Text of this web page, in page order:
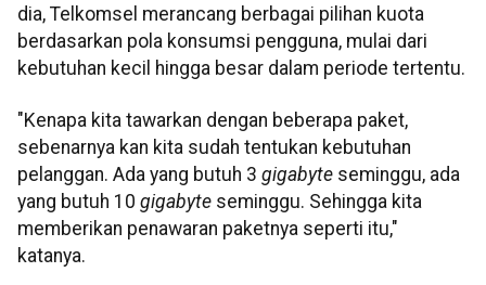
dia, Telkomsel merancang berbagai pilihan kuota
berdasarkan pola konsumsi pengguna, mulai dari
kebutuhan kecil hingga besar dalam periode tertentu.
"Kenapa kita tawarkan dengan beberapa paket,
sebenarnya kan kita sudah tentukan kebutuhan
pelanggan. Ada yang butuh 3 gigabyte seminggu, ada
yang butuh 10 gigabyte seminggu. Sehingga kita
memberikan penawaran paketnya seperti itu,"
katanya.